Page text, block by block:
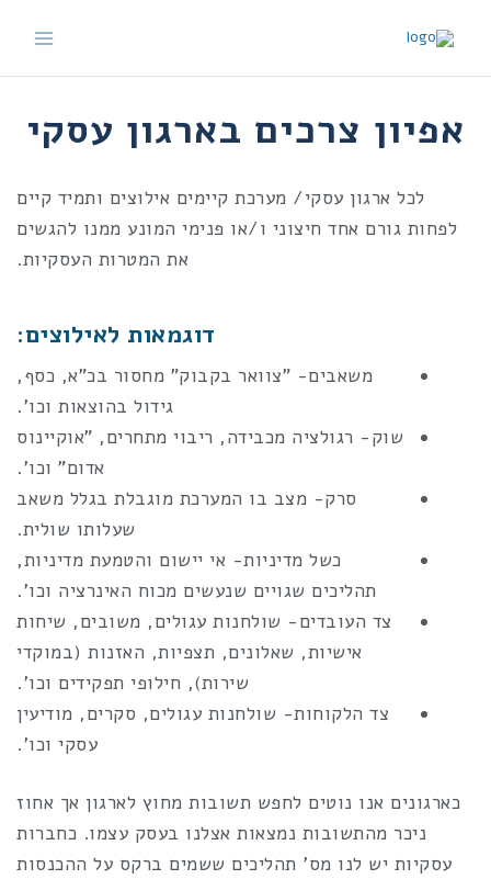
אפיון צרכים בארגון עסקי
לכל ארגון עסקי/ מערכת קיימים אילוצים ותמיד קיים
לפחות גורם אחד חיצוני ו/או פנימי המונע ממנו להגשים
את המטרות העסקיות.
דוגמאות לאילוצים:
משאבים- "צוואר בקבוק" מחסור בכ"א, כסף,
גידול בהוצאות וכו'.
שוק- רגולציה מכבידה, ריבוי מתחרים, "אוקיינוס
אדום" וכו'.
סרק- מצב בו המערכת מוגבלת בגלל משאב
שעלותו שולית.
כשל מדיניות- אי יישום והטמעת מדיניות,
תהליכים שגויים שנעשים מכוח האינרציה וכו'.
צד העובדים- שולחנות עגולים, משובים, שיחות
אישיות, שאלונים, תצפיות, האזנות (במוקדי
שירות), חילופי תפקידים וכו'.
צד הלקוחות- שולחנות עגולים, סקרים, מודיעין
עסקי וכו'.
כארגונים אנו נוטים לחפש תשובות מחוץ לארגון אך אחוז
ניכר מהתשובות נמצאות אצלנו בעסק עצמו. כחברות
עסקיות יש לנו מס' תהליכים ששמים ברקס על ההכנסות